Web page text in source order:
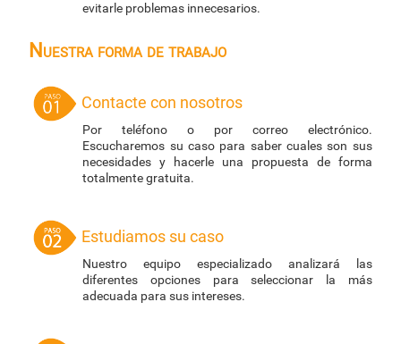
evitarle problemas innecesarios.
Nuestra forma de trabajo
Contacte con nosotros
Por teléfono o por correo electrónico.
Escucharemos su caso para saber cuales son sus
necesidades y hacerle una propuesta de forma
totalmente gratuita.
Estudiamos su caso
Nuestro equipo especializado analizará las
diferentes opciones para seleccionar la más
adecuada para sus intereses.